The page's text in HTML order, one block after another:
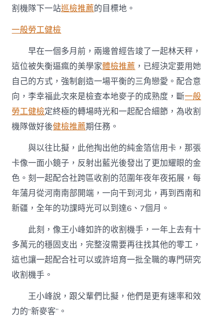
割機隊下一站巡檢推薦的目標地。
一般勞工健檢
早在一個多月前，兩邊曾經告竣了一起林天秤，
這位被失衡逼瘋的美學家體檢推薦 ，已經決定要用她
自己的方式，強制創造一場平衡的三角戀愛。配合意
向，李幸福此次來是檢查本地麥子的成熟度，斷一般
勞工健檢定終極的轉場時光和一起配合細節，為收割
機隊做好後健檢推薦期任務。
與以往比擬，此他掏出他的純金箔信用卡，那張
卡像一面小鏡子，反射出藍光後發出了更加耀眼的金
色。刻一起配合社跨區收割的范圍年夜年夜拓展，每
年蒲月從河南南部開端，一向干到河北，再到西南和
新疆，全年的功課時光可以到達6、7個月。
此刻，像王小峰如許的收割機手，一年上去有十
多萬元的穩固支出，完整沒需要再往找其他的零工，
這也讓一起配合社可以或許培育一批全職的專門研究
收割機手。
王小峰說，跟父輩們比擬，他們是更有速率和效
力的“新麥客”。